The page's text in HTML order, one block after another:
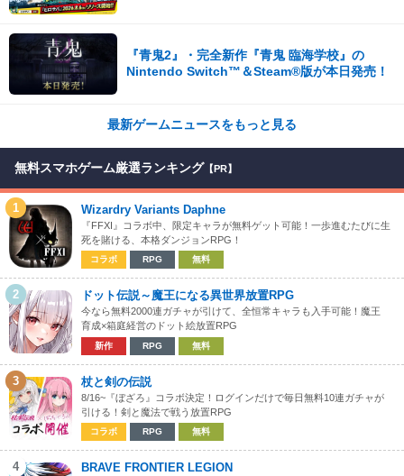
『青鬼2』・完全新作『青鬼 臨海学校』の
Nintendo Switch™＆Steam®版が本日発売！
最新ゲームニュースをもっと見る
無料スマホゲーム厳選ランキング 【PR】
1 Wizardry Variants Daphne
『FFXI』コラボ中、限定キャラが無料ゲット可能！一歩進むたびに生
死を賭ける、本格ダンジョンRPG！
コラボ RPG 無料
2 ドット伝説～魔王になる異世界放置RPG
今なら無料2000連ガチャが引けて、全恒常キャラも入手可能！魔王
育成×箱庭経営のドット絵放置RPG
新作 RPG 無料
3 杖と剣の伝説
8/16~『ぼざろ』コラボ決定！ログインだけで毎日無料10連ガチャが
引ける！剣と魔法で戦う放置RPG
コラボ RPG 無料
4 BRAVE FRONTIER LEGION